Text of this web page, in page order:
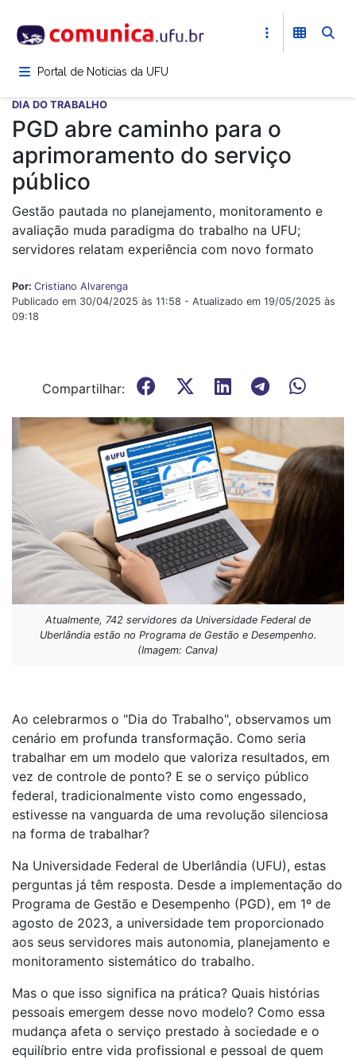
para
conteúdoPortal de Notícias da UFU
DIA DO TRABALHO
PGD abre caminho para o
aprimoramento do serviço
público
Gestão pautada no planejamento, monitoramento e
avaliação muda paradigma do trabalho na UFU;
servidores relatam experiência com novo formato
Por: Cristiano Alvarenga
Publicado em 30/04/2025 às 11:58 - Atualizado em 19/05/2025 às
09:18
Compartilhar:
Atualmente, 742 servidores da Universidade Federal de
Uberlândia estão no Programa de Gestão e Desempenho.
(Imagem: Canva)
Ao celebrarmos o "Dia do Trabalho", observamos um
cenário em profunda transformação. Como seria
trabalhar em um modelo que valoriza resultados, em
vez de controle de ponto? E se o serviço público
federal, tradicionalmente visto como engessado,
estivesse na vanguarda de uma revolução silenciosa
na forma de trabalhar?
Na Universidade Federal de Uberlândia (UFU), estas
perguntas já têm resposta. Desde a implementação do
Programa de Gestão e Desempenho (PGD), em 1º de
agosto de 2023, a universidade tem proporcionado
aos seus servidores mais autonomia, planejamento e
monitoramento sistemático do trabalho.
Mas o que isso significa na prática? Quais histórias
pessoais emergem desse novo modelo? Como essa
mudança afeta o serviço prestado à sociedade e o
equilíbrio entre vida profissional e pessoal de quem